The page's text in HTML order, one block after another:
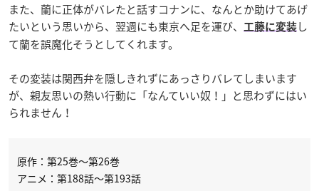
また、蘭に正体がバレたと話すコナンに、なんとか助けてあげ
たいという思いから、翌週にも東京へ足を運び、
工藤に変装 し
て蘭を誤魔化そうとしてくれます。
その変装は関西弁を隠しきれずにあっさりバレてしまいます
が、親友思いの熱い行動に「なんていい奴！」と思わずにはい
られません！
原作：第25巻〜第26巻
アニメ：第188話～第193話